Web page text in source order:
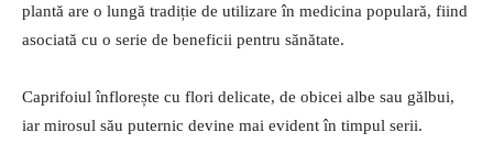
plantă are o lungă tradiție de utilizare în medicina populară, fiind
asociată cu o serie de beneficii pentru sănătate.
Caprifoiul înflorește cu flori delicate, de obicei albe sau gălbui,
iar mirosul său puternic devine mai evident în timpul serii.